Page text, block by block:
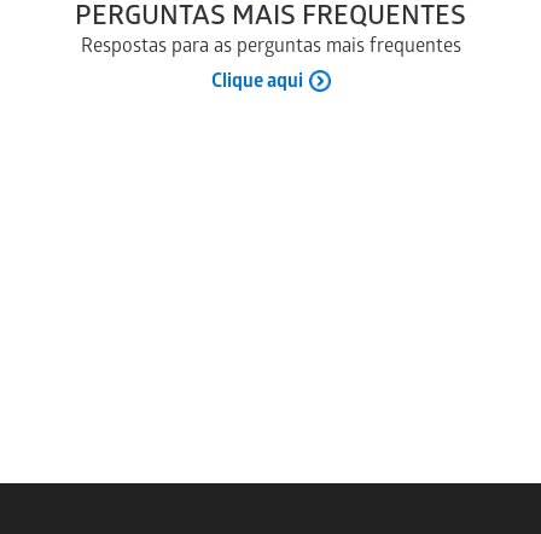
PERGUNTAS MAIS FREQUENTES
Respostas para as perguntas mais frequentes
Clique aqui